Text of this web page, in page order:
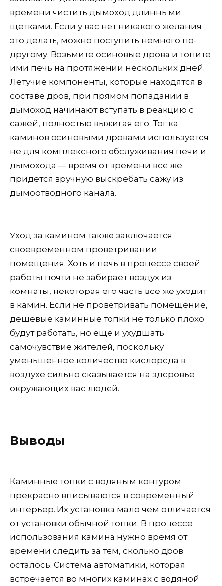
времени чистить дымоход длинными
щетками. Если у вас нет никакого желания
это делать, можно поступить немного по-
другому. Возьмите осиновые дрова и топите
ими печь на протяжении нескольких дней.
Летучие компоненты, которые находятся в
составе дров, при прямом попадании в
дымоход начинают вступать в реакцию с
сажей, полностью выжигая его. Топка
каминов осиновыми дровами используется
не для комплексного обслуживания печи и
дымохода — время от времени все же
придется вручную выскребать сажу из
дымоотводного канала.
Уход за камином также заключается
своевременном проветривании
помещения. Хоть и печь в процессе своей
работы почти не забирает воздух из
комнаты, некоторая его часть все же уходит
в камин. Если не проветривать помещение,
дешевые каминные топки не только плохо
будут работать, но еще и ухудшать
самочувствие жителей, поскольку
уменьшенное количество кислорода в
воздухе сильно сказывается на здоровье
окружающих вас людей.
Выводы
Каминные топки с водяным контуром
прекрасно вписываются в современный
интерьер. Их установка мало чем отличается
от установки обычной топки. В процессе
использования камина нужно время от
времени следить за тем, сколько дров
осталось. Система автоматики, которая
встречается во многих каминах с водяной